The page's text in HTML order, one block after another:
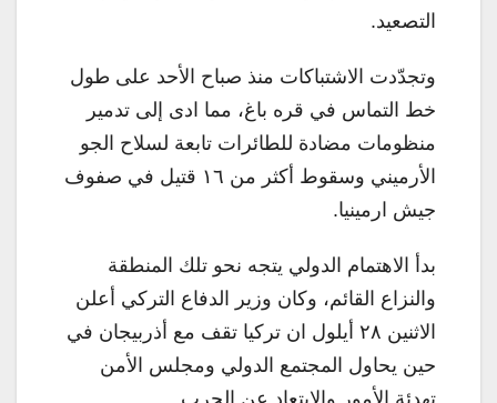
التصعيد.
وتجدّدت الاشتباكات منذ صباح الأحد على طول
خط التماس في قره باغ، مما ادى إلى تدمير
منظومات مضادة للطائرات تابعة لسلاح الجو
الأرميني وسقوط أكثر من ١٦ قتيل في صفوف
جيش ارمينيا.
بدأ الاهتمام الدولي يتجه نحو تلك المنطقة
والنزاع القائم، وكان وزير الدفاع التركي أعلن
الاثنين ٢٨ أيلول ان تركيا تقف مع أذربيجان في
حين يحاول المجتمع الدولي ومجلس الأمن
تهدئة الأمور والابتعاد عن الحرب.